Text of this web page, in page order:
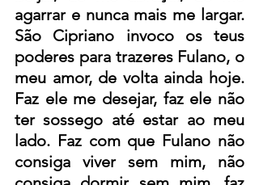
agarrar e nunca mais me largar.
São Cipriano invoco os teus
poderes para trazeres Fulano, o
meu amor, de volta ainda hoje.
Faz ele me desejar, faz ele não
ter sossego até estar ao meu
lado. Faz com que Fulano não
consiga viver sem mim, não